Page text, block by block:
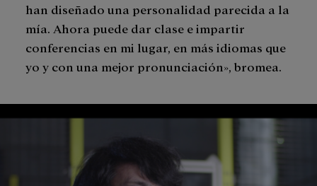
han diseñado una personalidad parecida a la
mía. Ahora puede dar clase e impartir
conferencias en mi lugar, en más idiomas que
yo y con una mejor pronunciación», bromea.